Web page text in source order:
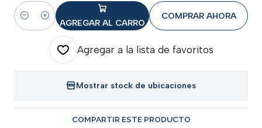
Cantidad AGREGAR AL CARRO
COMPRAR AHORA
Agregar a la lista de favoritos
Mostrar stock de ubicaciones
COMPARTIR ESTE PRODUCTO